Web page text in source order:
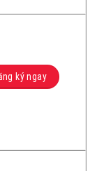
ký ngay